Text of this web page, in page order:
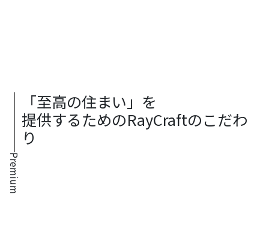
Premium
「至高の住まい」を
提供するためのRayCraftのこだわ
り